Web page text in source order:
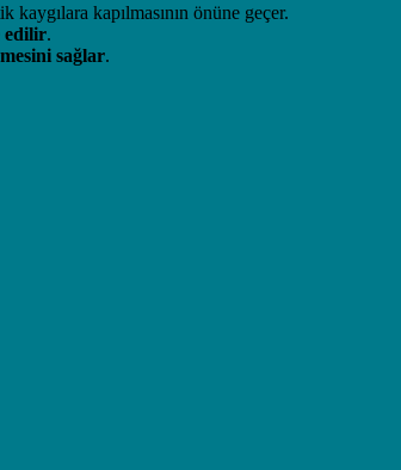
kapılmasının önüne geçer.
edilir.
sağlar.